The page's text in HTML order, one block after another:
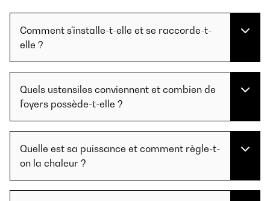
Comment s'installe-t-elle et se raccorde-t-
elle ?
Quels ustensiles conviennent et combien de
foyers possède-t-elle ?
Quelle est sa puissance et comment règle-t-
on la chaleur ?